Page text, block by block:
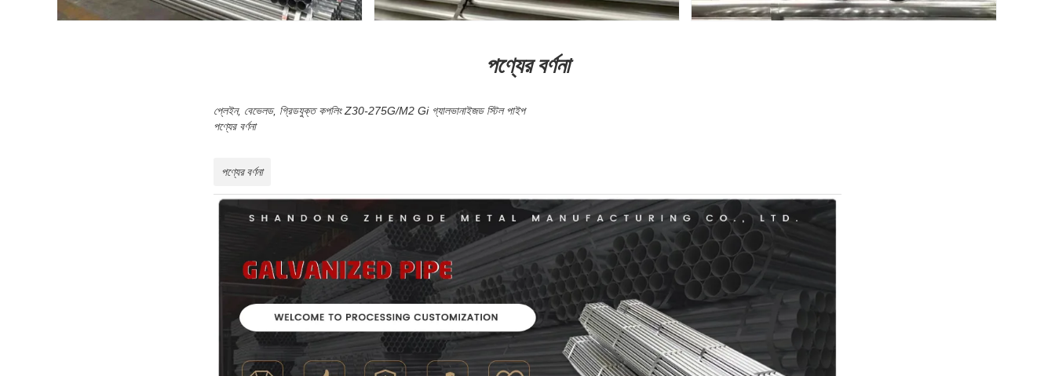
পণ্যের বর্ণনা
প্লেইন, বেভেলড, গ্রিডযুক্ত কপলিং Z30-275G/M2 Gi গ্যালভানাইজড স্টিল পাইপ
পণ্যের বর্ণনা
পণ্যের বর্ণনা